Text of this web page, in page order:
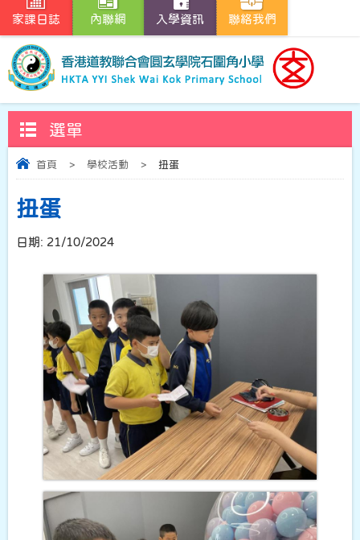
家課日誌 內聯網 入學資訊 聯絡我們
選單
首頁 > 學校活動 > 扭蛋
扭蛋
日期: 21/10/2024